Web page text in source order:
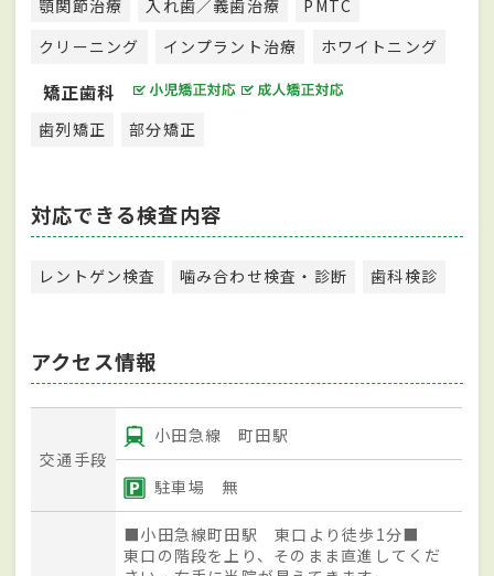
顎関節治療
入れ歯／義歯治療
PMTC
クリーニング
インプラント治療 ホワイトニング
矯正歯科
歯列矯正 部分矯正
対応できる検査内容
レントゲン検査 噛み合わせ検査・診断 歯科検診
アクセス情報
交通手段
小田急線 町田駅
駐車場 無
■小田急線町田駅 東口より徒歩1分■
東口の階段を上り、そのまま直進してくだ